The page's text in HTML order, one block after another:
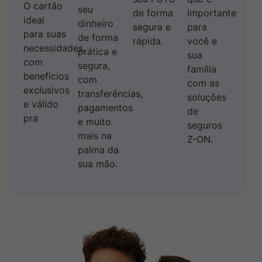
O cartão
ideal
para suas
necessidades,
com
benefícios
exclusivos
e válido
pra
seu
dinheiro
de forma
prática e
segura,
com
transferências,
pagamentos
e muito
mais na
palma da
sua mão.
de forma
segura e
rápida.
importante
para
você e
sua
família
com as
soluções
de
seguros
Z-ON.